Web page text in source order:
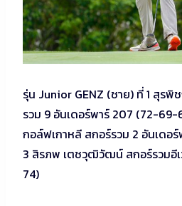
รุ่น Junior GENZ (ชาย) ที่ 1 สุร
รวม 9 อันเดอร์พาร์ 207 (72-69-
กอล์ฟเกาหลี สกอร์รวม 2 อันเดอ
3 สิรภพ เตชวุฒิวัฒน์ สกอร์รวมอี
74)